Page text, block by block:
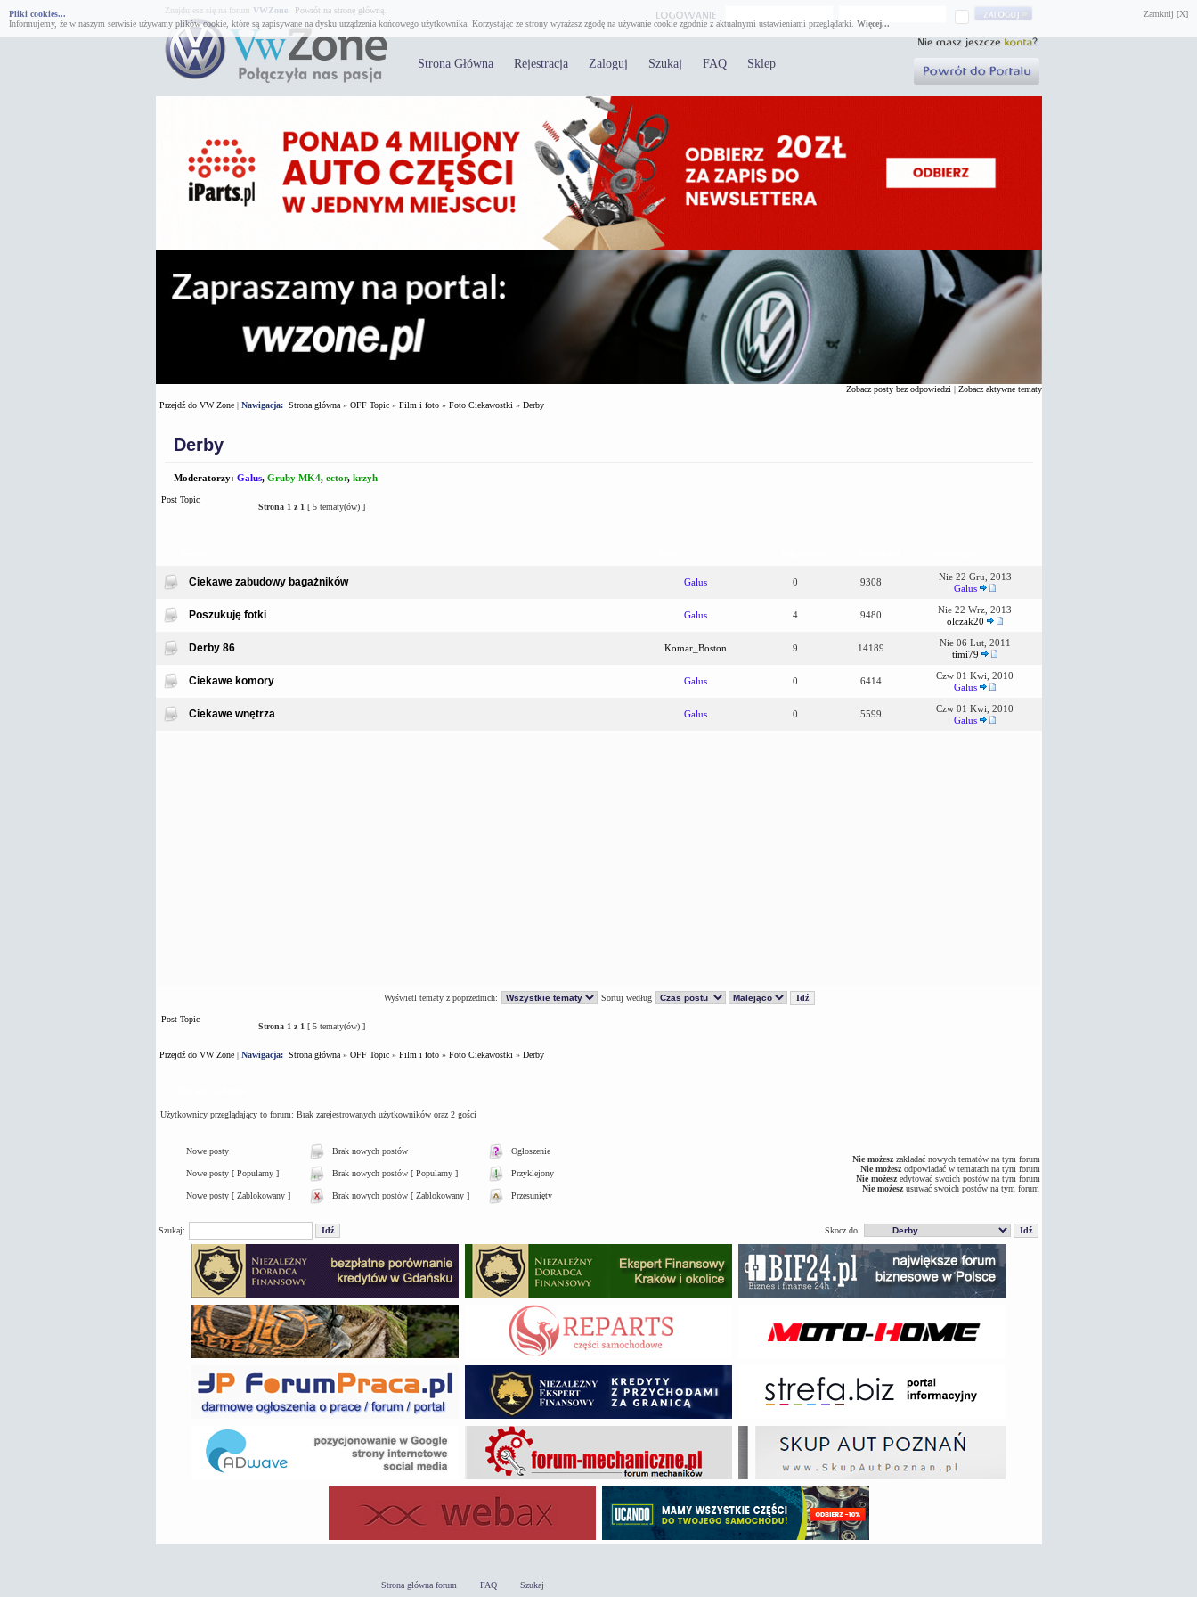
Zamknij [X]
Pliki cookies...
Informujemy, że w naszym serwisie używamy plików cookie, które są zapisywane na dysku urządzenia końcowego użytkownika. Korzystając ze strony wyrażasz zgodę na używanie cookie zgodnie z aktualnymi ustawieniami przeglądarki. Więcej...
Znajdujesz się na forum VWZone. Powrót na stronę główną.
Strona Główna Rejestracja Zaloguj Szukaj FAQ Sklep
Zobacz posty bez odpowiedzi | Zobacz aktywne tematy
Przejdź do VW Zone| Nawigacja: Strona główna» OFF Topic» Film i foto» Foto Ciekawostki » Derby
Derby
Moderatorzy: Galus, Gruby MK4, ector, krzyh
Post Topic
Strona 1 z 1 [ 5 tematy(ów) ]
Ciekawe zabudowy bagażników Galus 0 9308
Nie 22 Gru, 2013
Galus
Poszukuję fotki Galus 4 9480
Nie 22 Wrz, 2013
olczak20
Derby 86 Komar_Boston 9 14189
Nie 06 Lut, 2011
timi79
Ciekawe komory Galus 0 6414
Czw 01 Kwi, 2010
Galus
Ciekawe wnętrza Galus 0 5599
Czw 01 Kwi, 2010
Galus
Wyświetl tematy z poprzednich: Sortuj według
Post Topic
Strona 1 z 1 [ 5 tematy(ów) ]
Przejdź do VW Zone| Nawigacja: Strona główna» OFF Topic» Film i foto» Foto Ciekawostki » Derby
Użytkownicy przeglądający to forum: Brak zarejestrowanych użytkowników oraz 2 gości
Nowe posty Brak nowych postów Ogłoszenie
Nowe posty [ Popularny ] Brak nowych postów [ Popularny ] Przyklejony
Nowe posty [ Zablokowany ] Brak nowych postów [ Zablokowany ] Przesunięty
Nie możeszzakładać nowych tematów na tym forum
Nie możeszodpowiadać w tematach na tym forum
Nie możeszedytować swoich postów na tym forum
Nie możeszusuwać swoich postów na tym forum
Szukaj: Skocz do:
Strona główna forum FAQ Szukaj